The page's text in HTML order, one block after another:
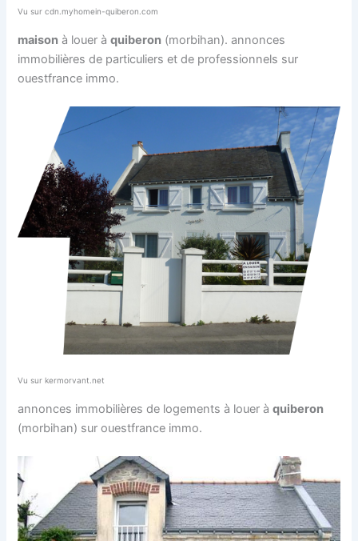
Vu sur cdn.myhomein-quiberon.com
maison à louer àquiberon (morbihan). annonces
immobilières de particuliers et de professionnels sur
ouestfrance immo.
Vu sur kermorvant.net
annonces immobilières de logements à louer àquiberon
(morbihan) sur ouestfrance immo.